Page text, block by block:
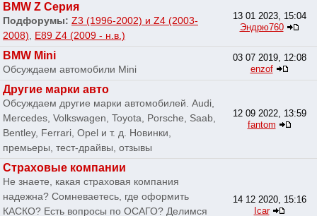
BMW Z Серия
Подфорумы: Z3 (1996-2002) и Z4 (2003-
2008), E89 Z4 (2009 - н.в.)
13 01 2023, 15:04
Эндрю760
BMW Mini
Обсуждаем автомобили Mini
03 07 2019, 12:08
enzof
Другие марки авто
Обсуждаем другие марки автомобилей. Audi,
Mercedes, Volkswagen, Toyota, Porsche, Saab,
Bentley, Ferrari, Opel и т. д. Новинки,
премьеры, тест-драйвы, отзывы
12 09 2022, 13:59
fantom
Страховые компании
Не знаете, какая страховая компания
надежна? Сомневаетесь, где оформить
КАСКО? Есть вопросы по ОСАГО? Делимся
14 12 2020, 15:16
Icar